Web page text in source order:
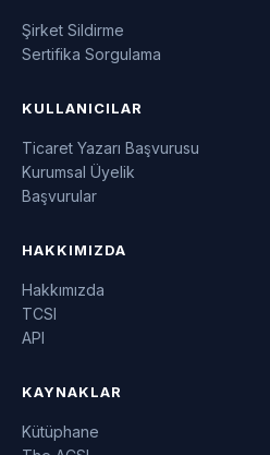
Şirket Sildirme
Sertifika Sorgulama
KULLANICILAR
Ticaret Yazarı Başvurusu
Kurumsal Üyelik
Başvurular
HAKKIMIZDA
Hakkımızda
TCSI
API
KAYNAKLAR
Kütüphane